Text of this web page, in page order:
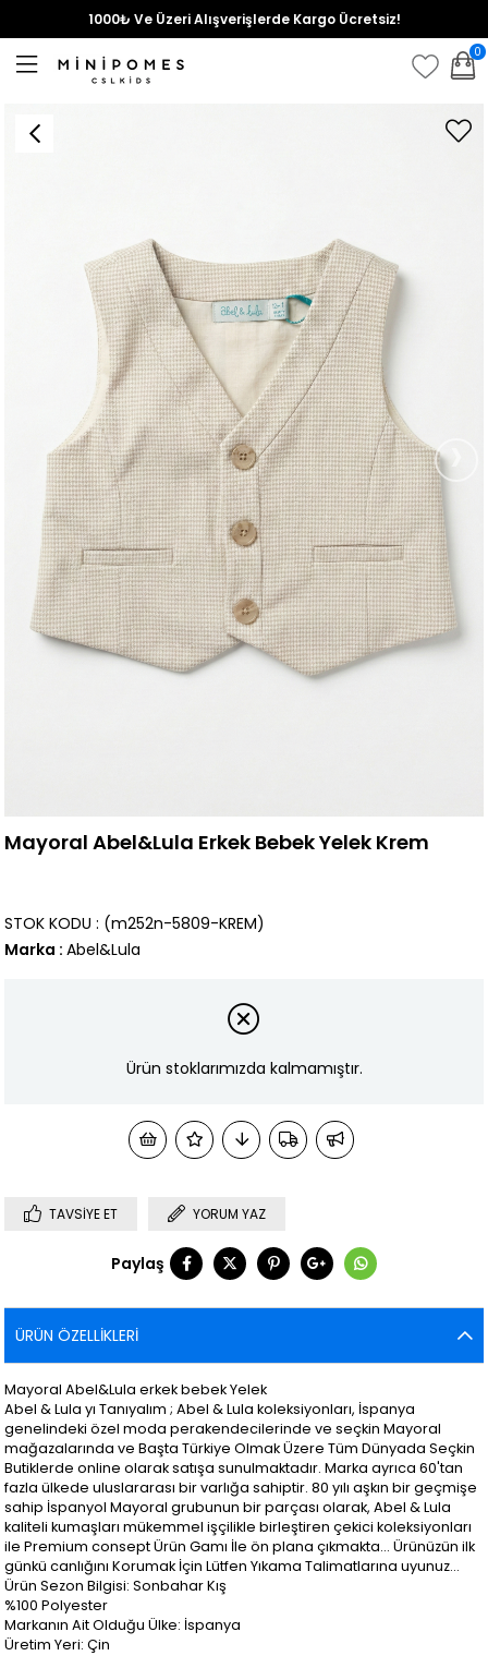
1000₺ Ve Üzeri Alışverişlerde Kargo Ücretsiz!
0
›
Mayoral Abel&Lula Erkek Bebek Yelek Krem
(m252n-5809-KREM)
STOK KODU
Marka : Abel&Lula
Ürün stoklarımızda kalmamıştır.
TAVSIYE ET YORUM YAZ
Paylaş
ÜRÜN ÖZELLIKLERI
Mayoral Abel&Lula erkek bebek Yelek
Abel & Lula yı Tanıyalım ; Abel & Lula koleksiyonları, İspanya
genelindeki özel moda perakendecilerinde ve seçkin Mayoral
mağazalarında ve Başta Türkiye Olmak Üzere Tüm Dünyada Seçkin
Butiklerde online olarak satışa sunulmaktadır. Marka ayrıca 60'tan
fazla ülkede uluslararası bir varlığa sahiptir. 80 yılı aşkın bir geçmişe
sahip İspanyol Mayoral grubunun bir parçası olarak, Abel & Lula
kaliteli kumaşları mükemmel işçilikle birleştiren çekici koleksiyonları
ile Premium consept Ürün Gamı İle ön plana çıkmakta… Ürünüzün ilk
günkü canlığını Korumak İçin Lütfen Yıkama Talimatlarına uyunuz…
Ürün Sezon Bilgisi: Sonbahar Kış
%100 Polyester
Markanın Ait Olduğu Ülke: İspanya
Üretim Yeri: Çin